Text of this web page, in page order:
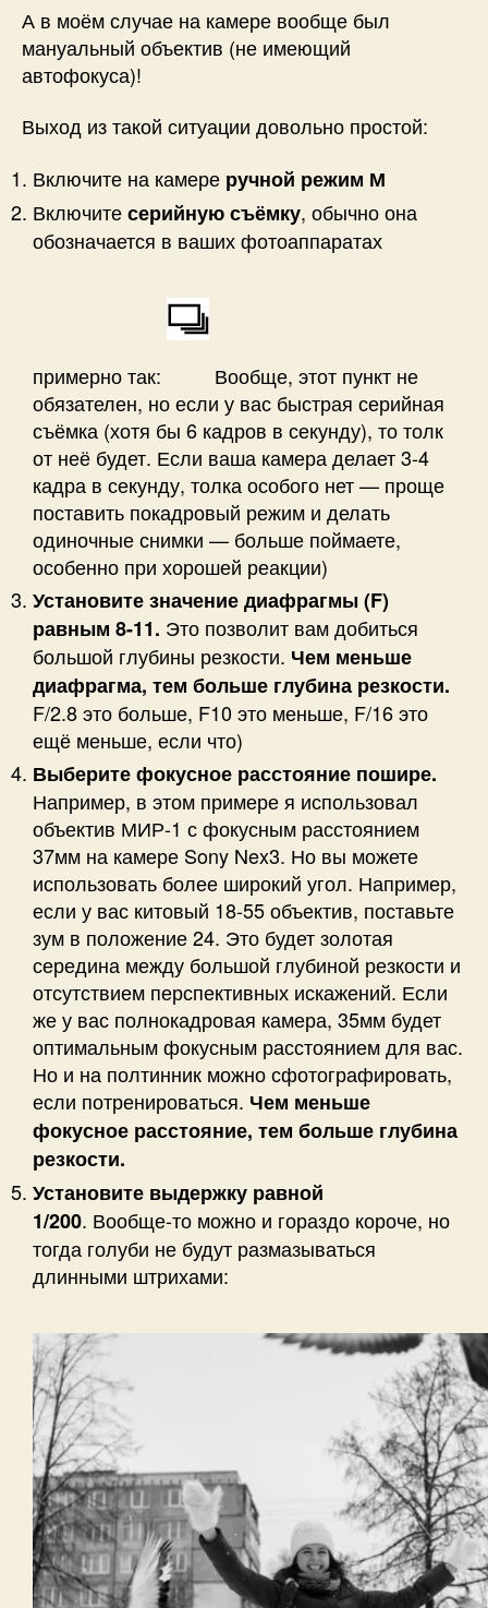
А в моём случае на камере вообще был
мануальный объектив (не имеющий
автофокуса)!
Выход из такой ситуации довольно простой:
Включите на камере ручной режим М
Включитесерийную съёмку, обычно она
обозначается в ваших фотоаппаратах
примерно так:
Вообще, этот пункт не
обязателен, но если у вас быстрая серийная
съёмка (хотя бы 6 кадров в секунду), то толк
от неё будет. Если ваша камера делает 3-4
кадра в секунду, толка особого нет — проще
поставить покадровый режим и делать
одиночные снимки — больше поймаете,
особенно при хорошей реакции)
Установите значение диафрагмы (F)
равным 8-11. Это позволит вам добиться
большой глубины резкости. Чем меньше
диафрагма, тем больше глубина резкости.
F/2.8 это больше, F10 это меньше, F/16 это
ещё меньше, если что)
Выберите фокусное расстояние пошире.
Например, в этом примере я использовал
объектив МИР-1 с фокусным расстоянием
37мм на камере Sony Nex3. Но вы можете
использовать более широкий угол. Например,
если у вас китовый 18-55 объектив, поставьте
зум в положение 24. Это будет золотая
середина между большой глубиной резкости и
отсутствием перспективных искажений. Если
же у вас полнокадровая камера, 35мм будет
оптимальным фокусным расстоянием для вас.
Но и на полтинник можно сфотографировать,
если потренироваться. Чем меньше
фокусное расстояние, тем больше глубина
резкости.
Установите выдержку равной
1/200. Вообще-то можно и гораздо короче, но
тогда голуби не будут размазываться
длинными штрихами: